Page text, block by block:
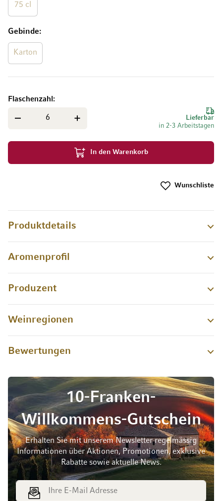
75 cl
Gebinde
Karton
Lieferbar
in 2-3 Arbeitstagen
Flaschenzahl
In den Warenkorb
Wunschliste
Produktdetails
Aromenprofil
Produzent
Weinregionen
Bewertungen
10-Franken-
Willkommens-Gutschein
Erhalten Sie mit unserem Newsletter regelmässig
Informationen über Aktionen, Promotionen, exklusive
Rabatte sowie aktuelle News.
E-Mail Adresse